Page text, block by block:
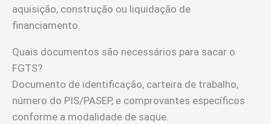
aquisição, construção ou liquidação de
financiamento.
Quais documentos são necessários para sacar o
FGTS?
Documento de identificação, carteira de trabalho,
número do PIS/PASEP, e comprovantes específicos
conforme a modalidade de saque.